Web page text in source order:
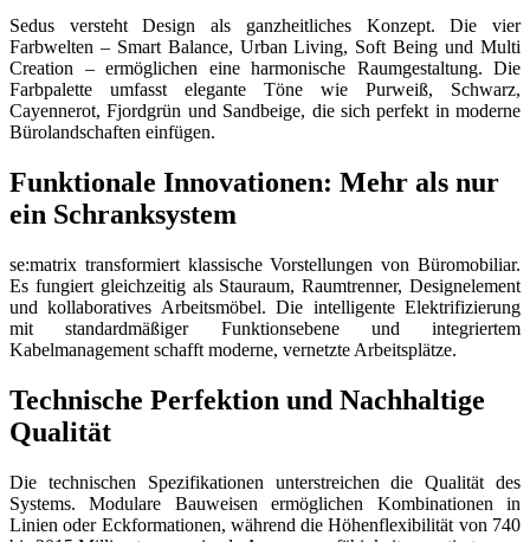
Sedus versteht Design als ganzheitliches Konzept. Die vier
Farbwelten – Smart Balance, Urban Living, Soft Being und Multi
Creation – ermöglichen eine harmonische Raumgestaltung. Die
Farbpalette umfasst elegante Töne wie Purweiß, Schwarz,
Cayennerot, Fjordgrün und Sandbeige, die sich perfekt in moderne
Bürolandschaften einfügen.
Funktionale Innovationen: Mehr als nur
ein Schranksystem
se:matrix transformiert klassische Vorstellungen von Büromobiliar.
Es fungiert gleichzeitig als Stauraum, Raumtrenner, Designelement
und kollaboratives Arbeitsmöbel. Die intelligente Elektrifizierung
mit standardmäßiger Funktionsebene und integriertem
Kabelmanagement schafft moderne, vernetzte Arbeitsplätze.
Technische Perfektion und Nachhaltige
Qualität
Die technischen Spezifikationen unterstreichen die Qualität des
Systems. Modulare Bauweisen ermöglichen Kombinationen in
Linien oder Eckformationen, während die Höhenflexibilität von 740